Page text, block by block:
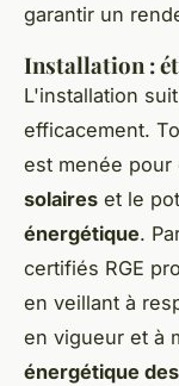
garantir un
Installation :
L'installation
efficacement.
est menée pour
solaires et le
énergétique.
certifiés RGE
en veillant à
en vigueur et à
énergétique